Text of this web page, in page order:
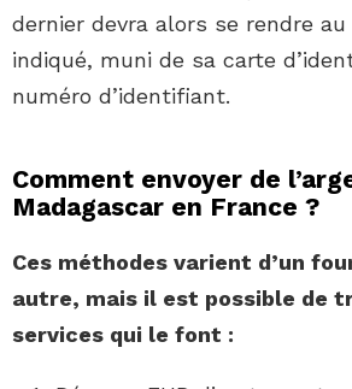
dernier devra alors se rendre
indiqué, muni de sa carte
numéro d’identifiant.
Comment envoyer de
Madagascar en France ?
Ces méthodes varient d’un
autre, mais il est possible de
services qui le font :